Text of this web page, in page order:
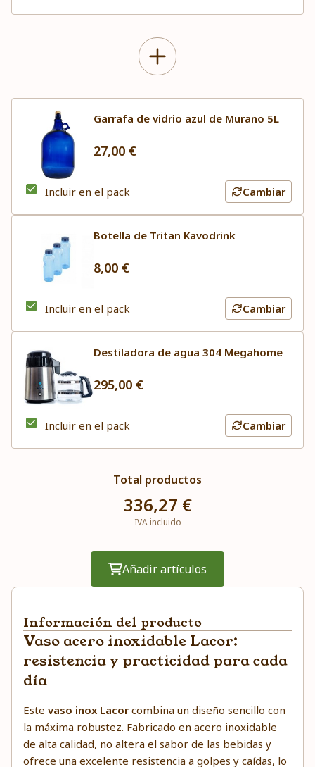
Garrafa de vidrio azul de Murano 5L
27,00 €
Incluir en el pack Cambiar
Botella de Tritan Kavodrink
8,00 €
Incluir en el pack Cambiar
Destiladora de agua 304 Megahome
295,00 €
Incluir en el pack Cambiar
Total productos
336,27 €
IVA incluido
Añadir artículos
Información del producto
Vaso acero inoxidable Lacor:
resistencia y practicidad para cada
día
Este vaso inox Lacorcombina un diseño sencillo con
la máxima robustez. Fabricado en acero inoxidable
de alta calidad, no altera el sabor de las bebidas y
ofrece una excelente resistencia a golpes y caídas, lo